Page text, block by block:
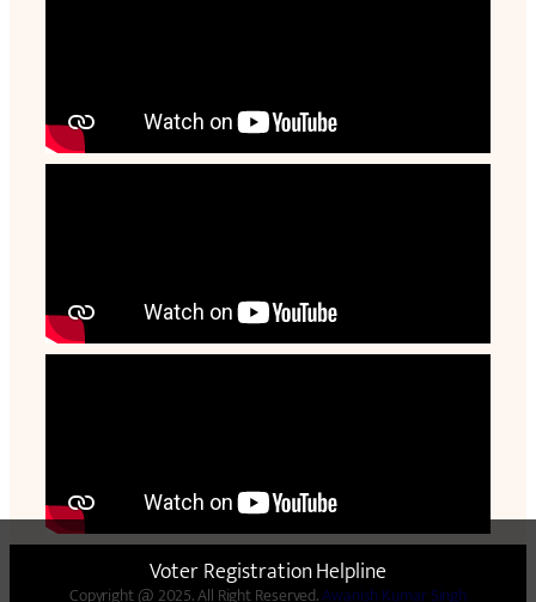
Voter Registration Helpline
Copyright @ 2025. All Right Reserved.Awanish Kumar Singh